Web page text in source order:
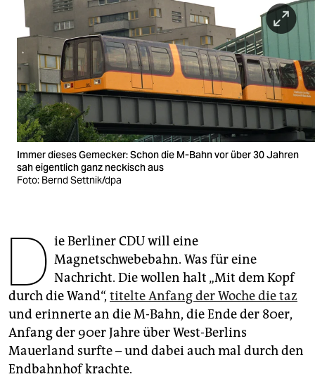
wahrheit
verlag
verlag
veranstaltungen
shop
fragen & hilfe
unterstützen
genossenschaft
epaper login
Immer dieses Gemecker: Schon die M-Bahn vor über 30 Jahren
sah eigentlich ganz neckisch aus
Foto: Bernd Settnik/dpa
D ie Berliner CDU will eine
Magnetschwebebahn. Was für eine
Nachricht. Die wollen halt „Mit dem Kopf
durch die Wand“, titelte Anfang der Woche die taz
und erinnerte an die M-Bahn, die Ende der 80er,
Anfang der 90er Jahre über West-Berlins
Mauerland surfte – und dabei auch mal durch den
Endbahnhof krachte.